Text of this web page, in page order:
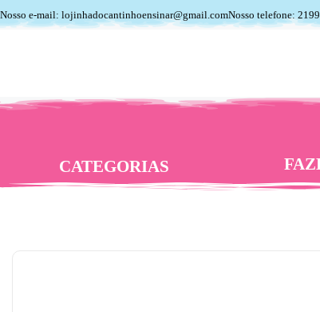
Nosso e-mail: lojinhadocantinhoensinar@gmail.comNosso telefone:
CATEGORIAS